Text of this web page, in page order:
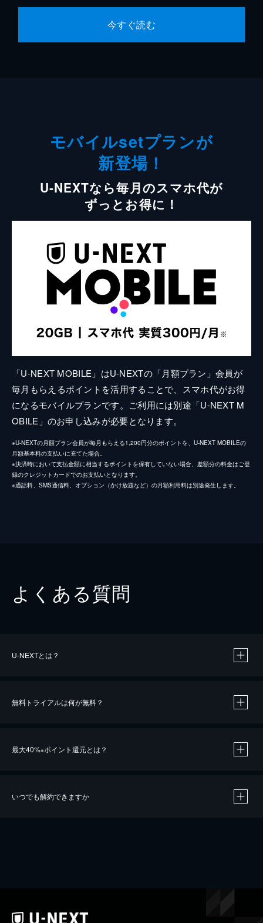
今すぐ読む
モバイルsetプランが
新登場！
U-NEXTなら毎月のスマホ代が
ずっとお得に！
「U-NEXT MOBILE」はU-NEXTの「月額プラン」会員が
毎月もらえるポイントを活用することで、スマホ代がお得
になるモバイルプランです。ご利用には別途「U-NEXT M
OBILE」のお申し込みが必要となります。
※U-NEXTの月額プラン会員が毎月もらえる1,200円分のポイントを、U-NEXT MOBILEの
月額基本料の支払いに充てた場合。
※決済時において支払金額に相当するポイントを保有していない場合、差額分の料金はご登
録のクレジットカードでのお支払いとなります。
※通話料、SMS通信料、オプション（かけ放題など）の月額利用料は別途発生します。
よくある質問
U-NEXTとは？
無料トライアルは何が無料？
最大40%※ポイント還元とは？
いつでも解約できますか